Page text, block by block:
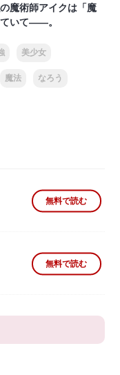
魔術師アイクは「魔
いて——。
美少女
魔法 なろう
無料で読む
無料で読む